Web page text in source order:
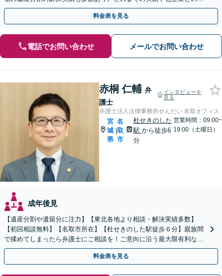
携を活かし、ご意向に沿う有利な解決を目指します
料金表を見る
電話でお問い合わせ メールでお問い合わせ
赤桐 仁輔 弁
護士
インタビューを
見る
弁護士法人法律事務所せんだい 名取オフィス
宮
城
県
|
名
取
市
杜せきのした
駅 から徒歩6
分
営業時間：09:00~
19:00（土曜日）
成年後見
【遺産分割や遺留分に注力】【東北各地より相談・解決実績多数】
【初回相談無料】【名取市所在】【杜せきのした駅徒歩６分】親族間
で揉めてしまったら弁護士にご相談を！ご意向に沿う最大限有利な解
決を目指します【土曜相談可】【駐車場完備】【完全個室】
料金表を見る